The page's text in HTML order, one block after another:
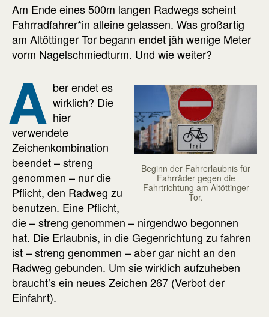
Am Ende eines 500m langen Radwegs scheint
Fahrradfahrer*in alleine gelassen. Was großartig
am Altöttinger Tor begann endet jäh wenige Meter
vorm Nagelschmiedturm. Und wie weiter?
Beginn der Fahrerlaubnis für
Fahrräder gegen die
Fahrtrichtung am Altöttinger
Tor.
A ber endet es
wirklich? Die
hier
verwendete
Zeichenkombination
beendet – streng
genommen – nur die
Pflicht, den Radweg zu
benutzen. Eine Pflicht,
die – streng genommen – nirgendwo begonnen
hat. Die Erlaubnis, in die Gegenrichtung zu fahren
ist – streng genommen – aber gar nicht an den
Radweg gebunden. Um sie wirklich aufzuheben
braucht’s ein neues Zeichen 267 (Verbot der
Einfahrt).